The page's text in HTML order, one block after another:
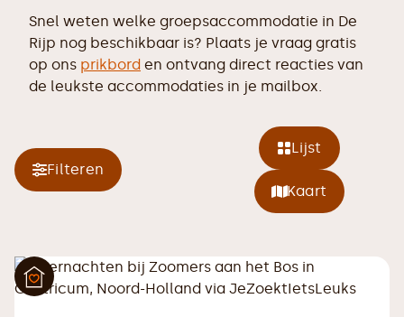
Snel weten welke groepsaccommodatie in De
Rijp nog beschikbaar is? Plaats je vraag gratis
op ons prikbord en ontvang direct reacties van
de leukste accommodaties in je mailbox.
Filteren
Lijst
Kaart